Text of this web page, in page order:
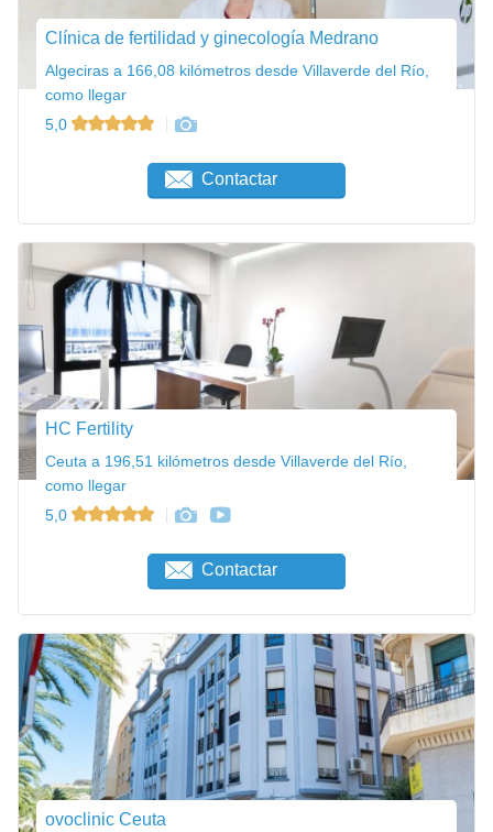
Clínica de fertilidad y ginecología Medrano
Algeciras a 166,08 kilómetros desde Villaverde del Río,
como llegar
5,0
Contactar
HC Fertility
Ceuta a 196,51 kilómetros desde Villaverde del Río,
como llegar
5,0
Contactar
ovoclinic Ceuta